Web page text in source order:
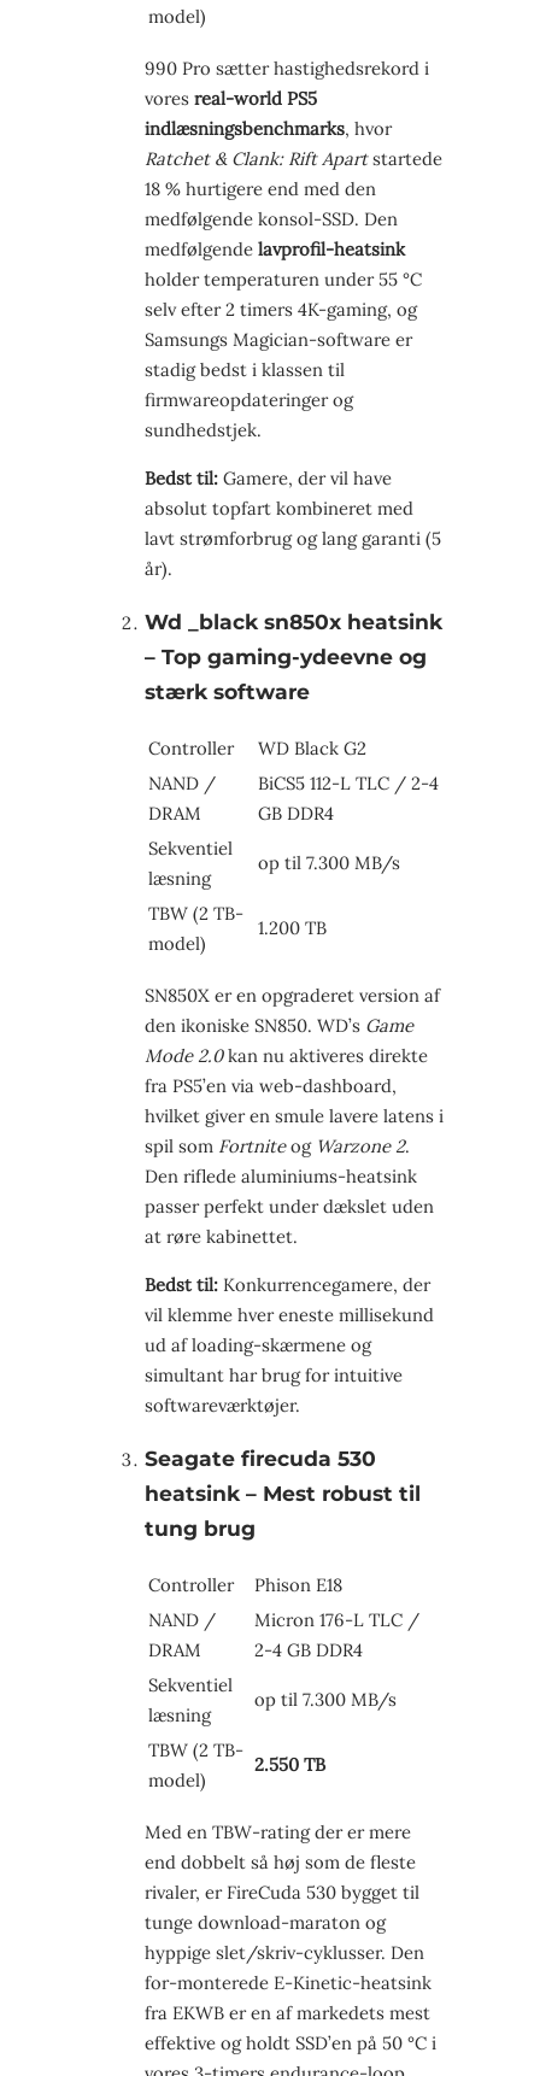
model)
990 Pro sætter hastighedsrekord i
vores real-world PS5
indlæsningsbenchmarks, hvor
Ratchet & Clank: Rift Apartstartede
18 % hurtigere end med den
medfølgende konsol-SSD. Den
medfølgende lavprofil-heatsink
holder temperaturen under 55 °C
selv efter 2 timers 4K-gaming, og
Samsungs Magician-software er
stadig bedst i klassen til
firmwareopdateringer og
sundhedstjek.
Bedst til: Gamere, der vil have
absolut topfart kombineret med
lavt strømforbrug og lang garanti (5
år).
Wd _black sn850x heatsink
– Top gaming-ydeevne og
stærk software
Controller
WD Black G2
NAND /
DRAM
BiCS5 112-L TLC / 2-4
GB DDR4
Sekventiel
læsning
op til 7.300 MB/s
TBW (2 TB-
model)
1.200 TB
SN850X er en opgraderet version af
den ikoniske SN850. WD’s Game
Mode 2.0kan nu aktiveres direkte
fra PS5’en via web-dashboard,
hvilket giver en smule lavere latens i
spil som Fortniteog Warzone 2.
Den riflede aluminiums-heatsink
passer perfekt under dækslet uden
at røre kabinettet.
Bedst til: Konkurrencegamere, der
vil klemme hver eneste millisekund
ud af loading-skærmene og
simultant har brug for intuitive
softwareværktøjer.
Seagate firecuda 530
heatsink – Mest robust til
tung brug
Controller
Phison E18
NAND /
DRAM
Micron 176-L TLC /
2-4 GB DDR4
Sekventiel
læsning
op til 7.300 MB/s
TBW (2 TB-
model)
2.550 TB
Med en TBW-rating der er mere
end dobbelt så høj som de fleste
rivaler, er FireCuda 530 bygget til
tunge download-maraton og
hyppige slet/skriv-cyklusser. Den
for-monterede E-Kinetic-heatsink
fra EKWB er en af markedets mest
effektive og holdt SSD’en på 50 °C i